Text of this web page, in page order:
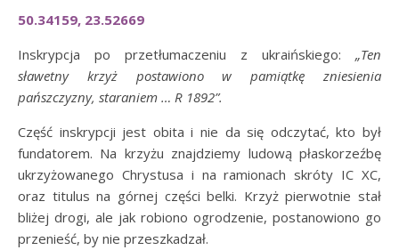
50.34159, 23.52669
Inskrypcja po przetłumaczeniu z ukraińskiego: „Ten
sławetny krzyż postawiono w pamiątkę zniesienia
pańszczyzny, staraniem … R 1892”.
Część inskrypcji jest obita i nie da się odczytać, kto był
fundatorem. Na krzyżu znajdziemy ludową płaskorzeźbę
ukrzyżowanego Chrystusa i na ramionach skróty IC XC,
oraz titulus na górnej części belki. Krzyż pierwotnie stał
bliżej drogi, ale jak robiono ogrodzenie, postanowiono go
przenieść, by nie przeszkadzał.